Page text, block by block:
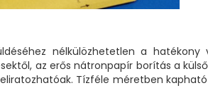
nélkülözhetetlen a
az erős nátronpapír borítás a
Tízféle méretben